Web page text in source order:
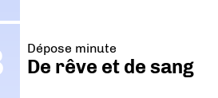
Dépose minute
De rêve et de sang